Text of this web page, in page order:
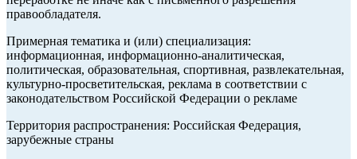
правообладателя.
Примерная тематика и (или) специализация:
информационная, информационно-аналитическая,
политическая, образовательная, спортивная, развлекательная,
культурно-просветительская, реклама в соответствии с
законодательством Российской Федерации о рекламе
Территория распространения: Российская Федерация,
зарубежные страны